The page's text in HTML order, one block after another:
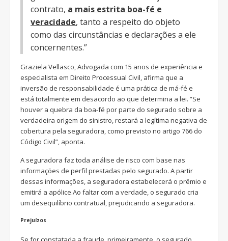
contrato, a mais estrita boa-fé e
veracidade, tanto a respeito do objeto
como das circunstâncias e declarações a ele
concernentes.”
Graziela Vellasco, Advogada com 15 anos de experiência e
especialista em Direito Processual Civil, afirma que a
inversão de responsabilidade é uma prática de má-fé e
está totalmente em desacordo ao que determina a lei. “Se
houver a quebra da boa-fé por parte do segurado sobre a
verdadeira origem do sinistro, restará a legítima negativa de
cobertura pela seguradora, como previsto no artigo 766 do
Código Civil”, aponta.
A seguradora faz toda análise de risco com base nas
informações de perfil prestadas pelo segurado. A partir
dessas informações, a seguradora estabelecerá o prêmio e
emitirá a apólice.Ao faltar com a verdade, o segurado cria
um desequilíbrio contratual, prejudicando a seguradora.
Prejuízos